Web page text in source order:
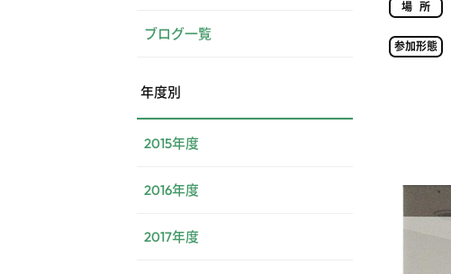
場所
参加形態
ブログ一覧
年度別
2015年度
2016年度
2017年度